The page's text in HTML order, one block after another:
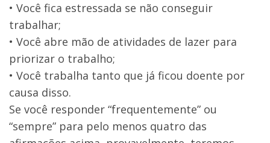
• Você fica estressada se não conseguir
trabalhar;
• Você abre mão de atividades de lazer para
priorizar o trabalho;
• Você trabalha tanto que já ficou doente por
causa disso.
Se você responder “frequentemente” ou
“sempre” para pelo menos quatro das